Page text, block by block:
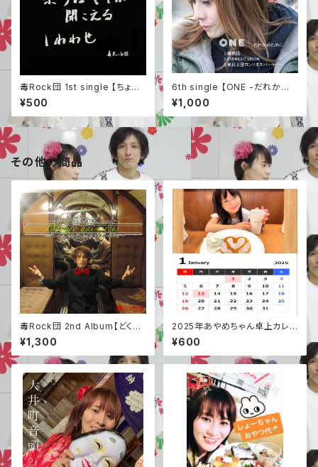
毒Rock団 1st single 【ちょっ
とセンチで甘酸っぱい毒Rock
団サウンド】
¥500
6th single 【ONE -だれかの
ために-】
¥1,000
その他の商品
毒Rock団 2nd Album【どくろ
大サーカス】
¥1,300
2025年あやめちゃん卓上カレン
ダー
¥600